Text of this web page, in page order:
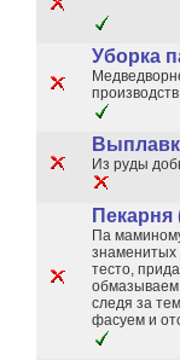
Уборка
Из руды
Па
знаменитых
тесто,
обмазываем
следя за
фасуем и